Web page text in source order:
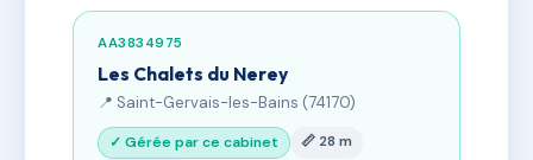
AA3834975
Les Chalets du Nerey
📍 Saint-Gervais-les-Bains (74170)
✓ Gérée par ce cabinet
📏 28 m